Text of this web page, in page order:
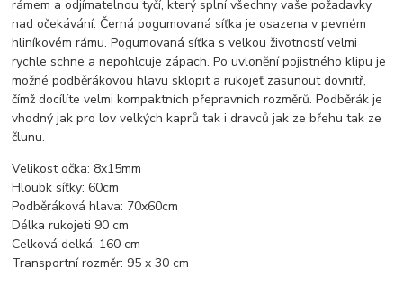
rámem a odjímatelnou tyčí, který splní všechny vaše požadavky
nad očekávání. Černá pogumovaná síťka je osazena v pevném
hliníkovém rámu. Pogumovaná síťka s velkou životností velmi
rychle schne a nepohlcuje zápach. Po uvlonění pojistného klipu je
možné podběrákovou hlavu sklopit a rukojeť zasunout dovnitř,
čímž docílíte velmi kompaktních přepravních rozměrů. Podběrák je
vhodný jak pro lov velkých kaprů tak i dravců jak ze břehu tak ze
člunu.
Velikost očka: 8x15mm
Hloubk síťky: 60cm
Podběráková hlava: 70x60cm
Délka rukojeti 90 cm
Celková delká: 160 cm
Transportní rozměr: 95 x 30 cm